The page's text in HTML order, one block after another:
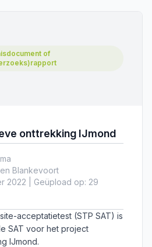
of
onttrekking IJmond
Blankevoort
2022 | Geüpload op: 29
acceptatietest (STP SAT) is
SAT voor het project
IJmond.